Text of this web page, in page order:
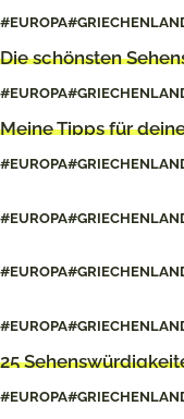
#EUROPA
Die schönsten
#EUROPA
Meine Tipps für
#EUROPA
Unsere 11 liebsten
#EUROPA
#EUROPA
#EUROPA
25
die du unbedingt
#EUROPA